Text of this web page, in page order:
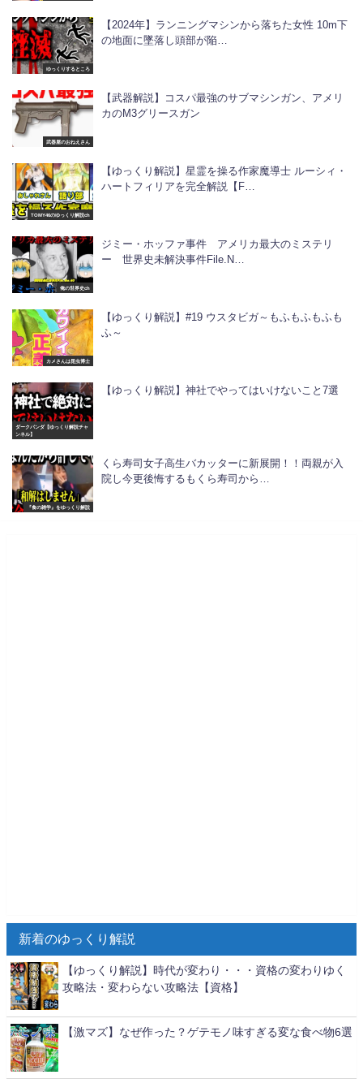
ゆっくりするところ
【2024年】ランニングマシンから落ちた女性 10m下
の地面に墜落し頭部が陥…
武器屋のおねえさん
【武器解説】コスパ最強のサブマシンガン、アメリ
カのM3グリースガン
TOMY46のゆっくり解説ch
【ゆっくり解説】星霊を操る作家魔導士 ルーシィ・
ハートフィリアを完全解説【F…
俺の世界史ch
ジミー・ホッファ事件 アメリカ最大のミステリ
ー 世界史未解決事件File.N…
カメさんは昆虫博士
【ゆっくり解説】#19 ウスタビガ～もふもふもふも
ふ～
ダークパンダ【ゆっくり解説チャ
ンネル】
【ゆっくり解説】神社でやってはいけないこと7選
『食の雑学』をゆっくり解説
くら寿司女子高生バカッターに新展開！！両親が入
院し今更後悔するもくら寿司から…
新着のゆっくり解説
【ゆっくり解説】時代が変わり・・・資格の変わりゆく
攻略法・変わらない攻略法【資格】
【激マズ】なぜ作った？ゲテモノ味すぎる変な食べ物6選